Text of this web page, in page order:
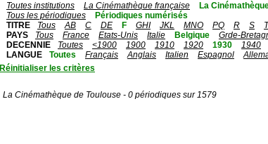
Toutes institutions
La Cinémathèque française La
Tous les périodiques
Périodiques numérisés
TITRE
Tous AB C DE F GHI JKL MNO PQ R S
PAYS
Tous France Etats-Unis Italie Belgique Grde-
DECENNIE
Toutes <1900 1900 1910 1920 1930 1940
LANGUE
Toutes Français Anglais Italien Espagnol
Réinitialiser les critères
La Cinémathèque de Toulouse - 0 périodiques sur 1579